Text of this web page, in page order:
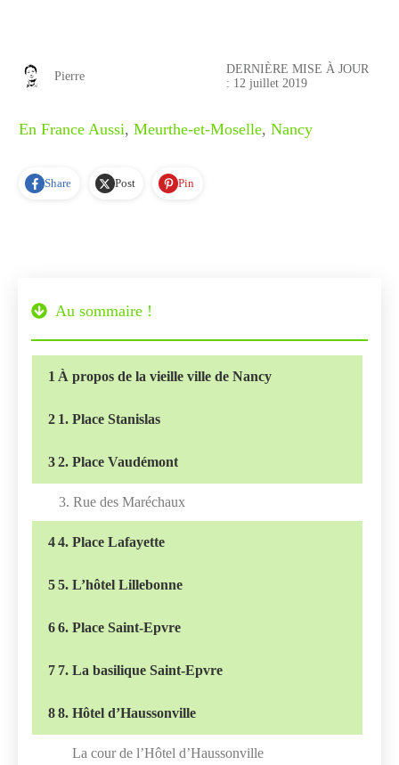
Pierre
DERNIÈRE MISE À JOUR
: 12 juillet 2019
En France Aussi, Meurthe-et-Moselle, Nancy
Share Post Pin
Au sommaire !
1 À propos de la vieille ville de Nancy
2 1. Place Stanislas
32. Place Vaudémont
3. Rue des Maréchaux
44. Place Lafayette
55. L’hôtel Lillebonne
66. Place Saint-Epvre
7 7. La basilique Saint-Epvre
88. Hôtel d’Haussonville
La cour de l’Hôtel d’Haussonville